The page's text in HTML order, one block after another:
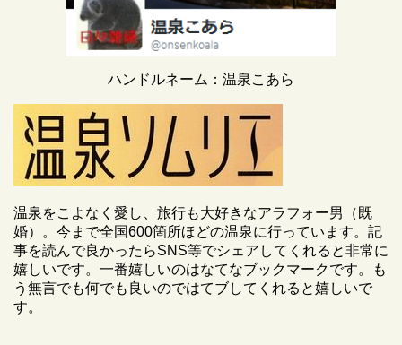
ハンドルネーム：温泉こあら
温泉をこよなく愛し、旅行も大好きなアラフォー男（既
婚）。今まで全国600箇所ほどの温泉に行っています。記
事を読んで良かったらSNS等でシェアしてくれると非常に
嬉しいです。一番嬉しいのはなてなブックマークです。も
う無言でも何でも良いのではてブしてくれると嬉しいで
す。